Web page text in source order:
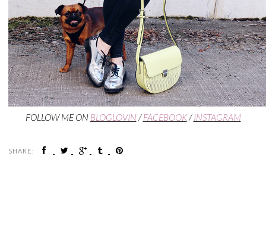
FOLLOW ME ON BLOGLOVIN /FACEBOOK/INSTAGRAM
SHARE: